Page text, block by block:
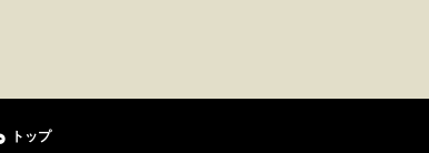
トップ